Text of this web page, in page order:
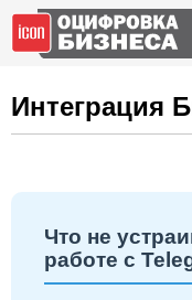
Интеграция
Что не
работе с